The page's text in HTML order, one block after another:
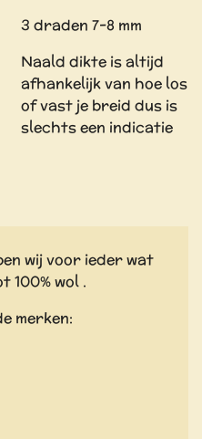
3 draden 7-8 mm
Naald dikte is altijd
afhankelijk van hoe los
of vast je breid dus is
slechts een indicatie
wij voor ieder wat
100% wol .
merken: